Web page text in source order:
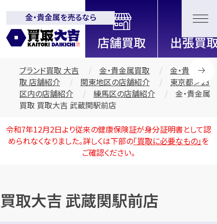
全国2200店舗以上展開中！
信頼と実績の買取専門店「買取大
吉」
金・貴金属を売るなら
ブランド買取 大吉 金・貴金属買取
金・貴金属買
取 店舗紹介
関東地区の店舗紹介
東京都＞23
区内の店舗紹介
練馬区の店舗紹介
金・貴金属
買取 買取大吉 武蔵関駅前店
令和7年12月2日より従来の健康保険証が身分証明書として認
められなくなりました。詳しくは下部の「買取に必要なもの」を
ご確認ください。
買取大吉 武蔵関駅前店